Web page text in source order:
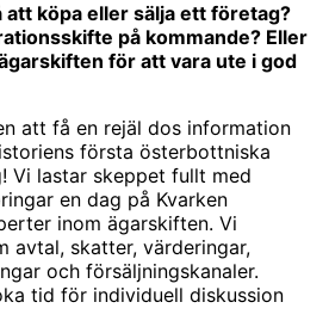
att köpa eller sälja ett företag?
på kommande? Eller
för att vara ute i god
att få en rejäl dos information
första österbottniska
Vi lastar skeppet fullt med
en dag på Kvarken
inom ägarskiften. Vi
avtal, skatter, värderingar,
och försäljningskanaler.
tid för individuell diskussion